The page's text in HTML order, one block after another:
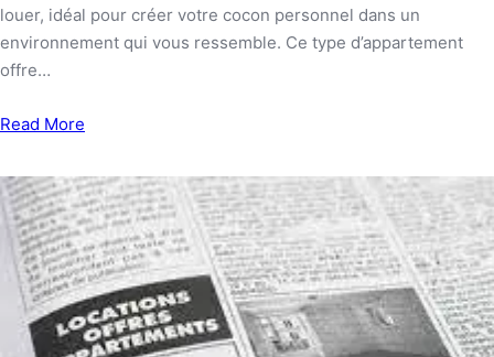
louer, idéal pour créer votre cocon personnel dans un
environnement qui vous ressemble. Ce type d’appartement
offre…
Read More